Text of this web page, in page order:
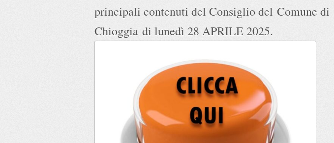
principali contenuti del Consiglio del Comune di
Chioggia di lunedì 28 APRILE 2025.